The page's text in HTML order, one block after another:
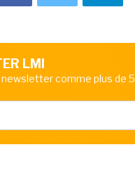
LMI
newsletter comme plus de